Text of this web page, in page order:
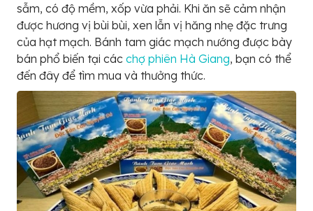
sẫm, có độ mềm, xốp vừa phải. Khi ăn sẽ cảm nhận
được hương vị bùi bùi, xen lẫn vị hăng nhẹ đặc trưng
của hạt mạch. Bánh tam giác mạch nướng được bày
bán phổ biến tại các chợ phiên Hà Giang, bạn có thể
đến đây để tìm mua và thưởng thức.